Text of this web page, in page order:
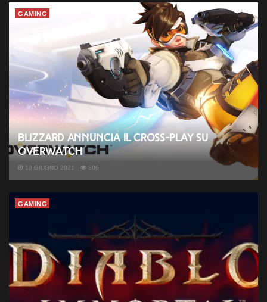
GAMING
Blizzard annuncia il Cross-Play su
Overwatch
10 GIUGNO 2021 306
GAMING